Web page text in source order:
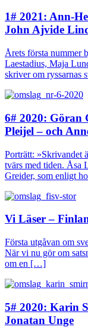
1# 2021: Ann-
John Ajvide
Årets första nummer
Laestadius, Maja
skriver om
6# 2020: Göran
Pleijel – och
Porträtt: »Skrivandet
tvärs med tiden. Åsa
Greider, som enligt
Vi Läser –
Första utgåvan om
När vi nu gör om
om en […]
5# 2020: Karin
Jonatan Unge